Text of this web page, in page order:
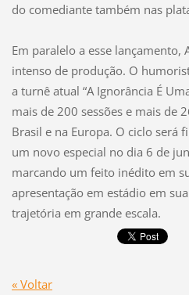
do comediante também nas
Em paralelo a esse lançamento,
intenso de produção. O
a turnê atual “A Ignorância É
mais de 200 sessões e mais de
Brasil e na Europa. O ciclo será
um novo especial no dia 6 de
marcando um feito inédito em
apresentação em estádio em
trajetória em grande escala.
« Voltar